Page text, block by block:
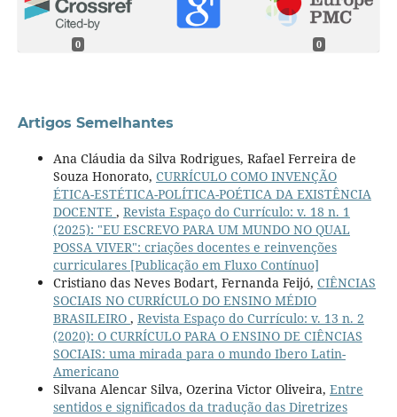
0 0
Artigos Semelhantes
Ana Cláudia da Silva Rodrigues, Rafael Ferreira de
Souza Honorato, CURRÍCULO COMO INVENÇÃO
ÉTICA-ESTÉTICA-POLÍTICA-POÉTICA DA EXISTÊNCIA
DOCENTE , Revista Espaço do Currículo: v. 18 n. 1
(2025): "EU ESCREVO PARA UM MUNDO NO QUAL
POSSA VIVER": criações docentes e reinvenções
curriculares [Publicação em Fluxo Contínuo]
Cristiano das Neves Bodart, Fernanda Feijó, CIÊNCIAS
SOCIAIS NO CURRÍCULO DO ENSINO MÉDIO
BRASILEIRO , Revista Espaço do Currículo: v. 13 n. 2
(2020): O CURRÍCULO PARA O ENSINO DE CIÊNCIAS
SOCIAIS: uma mirada para o mundo Ibero Latin-
Americano
Silvana Alencar Silva, Ozerina Victor Oliveira, Entre
sentidos e significados da tradução das Diretrizes